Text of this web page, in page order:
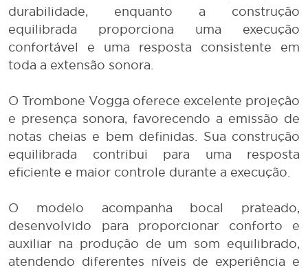
durabilidade, enquanto a construção
equilibrada proporciona uma execução
confortável e uma resposta consistente em
toda a extensão sonora.
O Trombone Vogga oferece excelente projeção
e presença sonora, favorecendo a emissão de
notas cheias e bem definidas. Sua construção
equilibrada contribui para uma resposta
eficiente e maior controle durante a execução.
O modelo acompanha bocal prateado,
desenvolvido para proporcionar conforto e
auxiliar na produção de um som equilibrado,
atendendo diferentes níveis de experiência e